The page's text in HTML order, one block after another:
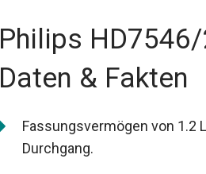
Philips
Daten & Fakten
Fassungsvermögen von 1.2
Durchgang.